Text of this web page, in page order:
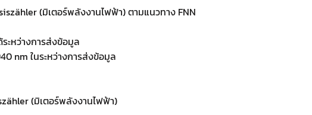
(มิเตอร์พลังงานไฟฟ้า) ตามแนวทาง FNN
ะหว่างการส่งข้อมูล
nm ในระหว่างการส่งข้อมูล
(มิเตอร์พลังงานไฟฟ้า)